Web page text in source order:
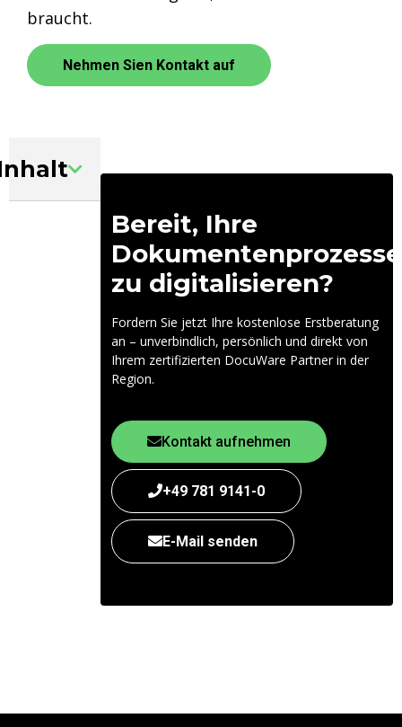
braucht.
Nehmen Sien Kontakt auf
Bereit, Ihre
Dokumentenprozesse
zu digitalisieren?
Fordern Sie jetzt Ihre kostenlose Erstberatung
an – unverbindlich, persönlich und direkt von
Ihrem zertifizierten DocuWare Partner in der
Region.
Kontakt aufnehmen
+49 781 9141-0
E-Mail senden